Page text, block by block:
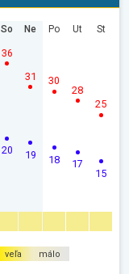
So
20
36
Ne
19
31
Po
18
30
Ut
17
28
St
15
25
veľa málo